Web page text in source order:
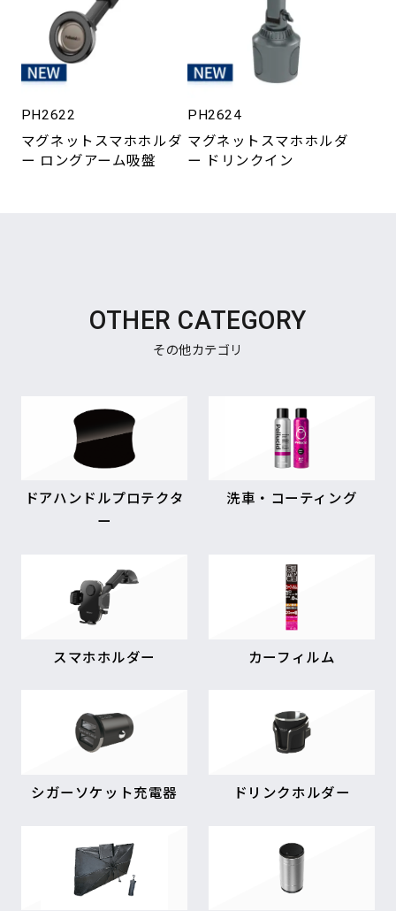
PH2622
マグネットスマホホルダ
ー ロングアーム吸盤
PH2624
マグネットスマホホルダ
ー ドリンクイン
OTHER CATEGORY
その他カテゴリ
ドアハンドルプロテクタ
ー
洗車・コーティング
スマホホルダー カーフィルム
シガーソケット充電器 ドリンクホルダー